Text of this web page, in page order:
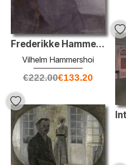
Frederikke Hammersh?i, madre dell'artista
Vilhelm Hammershoi
€222.00€133.20